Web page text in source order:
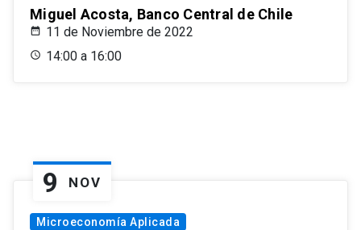
Miguel Acosta, Banco Central de Chile
11 de Noviembre de 2022
14:00 a 16:00
9 NOV
Microeconomía Aplicada